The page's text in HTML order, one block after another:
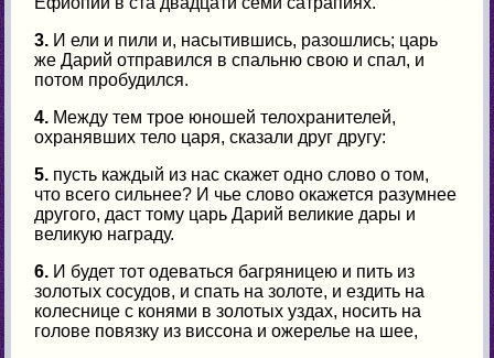
3. И ели и пили и, насытившись, разошлись; царь
же Дарий отправился в спальню свою и спал, и
потом пробудился.
4. Между тем трое юношей телохранителей,
охранявших тело царя, сказали друг другу:
5. пусть каждый из нас скажет одно слово о том,
что всего сильнее? И чье слово окажется разумнее
другого, даст тому царь Дарий великие дары и
великую награду.
6. И будет тот одеваться багряницею и пить из
золотых сосудов, и спать на золоте, и ездить на
колеснице с конями в золотых уздах, носить на
голове повязку из виссона и ожерелье на шее,